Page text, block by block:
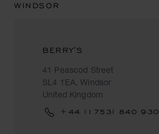
WINDSOR
BERRY'S
41 Peascod Street
SL4 1EA, Windsor
United Kingdom
+44 (1753) 840 930